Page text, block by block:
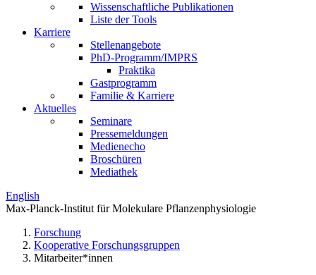
Wissenschaftliche Publikationen
Liste der Tools
Karriere
Stellenangebote
PhD-Programm/IMPRS
Praktika
Gastprogramm
Familie & Karriere
Aktuelles
Seminare
Pressemeldungen
Medienecho
Broschüren
Mediathek
English
Max-Planck-Institut für Molekulare Pflanzenphysiologie
Forschung
Kooperative Forschungsgruppen
Mitarbeiter*innen